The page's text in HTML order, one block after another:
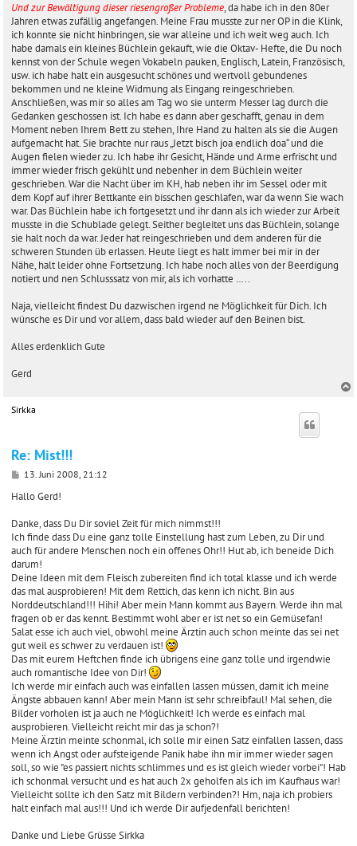
Und zur Bewältigung dieser riesengroßer Probleme, da habe ich in den 80er
Jahren etwas zufällig angefangen. Meine Frau musste zur ner OP in die Klink,
ich konnte sie nicht hinbringen, sie war alleine und ich weit weg auch. Ich
habe damals ein kleines Büchlein gekauft, wie die Oktav- Hefte, die Du noch
kennst von der Schule wegen Vokabeln pauken, Englisch, Latein, Französisch,
usw. ich habe halt ein ausgesucht schönes und wertvoll gebundenes
bekommen und ne kleine Widmung als Eingang reingeschrieben.
Anschließen, was mir so alles am Tag wo sie unterm Messer lag durch die
Gedanken geschossen ist. Ich habe es dann aber geschafft, genau in dem
Moment neben Ihrem Bett zu stehen, Ihre Hand zu halten als sie die Augen
aufgemacht hat. Sie brachte nur raus „Jetzt bisch joa endlich doa“ und die
Augen fielen wieder zu. Ich habe ihr Gesicht, Hände und Arme erfrischt und
immer wieder frisch gekühlt und nebenher in dem Büchlein weiter
geschrieben. War die Nacht über im KH, hab neben ihr im Sessel oder mit
dem Kopf auf ihrer Bettkante ein bisschen geschlafen, war da wenn Sie wach
war. Das Büchlein habe ich fortgesetzt und ihr dann als ich wieder zur Arbeit
musste in die Schublade gelegt. Seither begleitet uns das Büchlein, solange
sie halt noch da war. Jeder hat reingeschrieben und dem anderen für die
schweren Stunden üb erlassen. Heute liegt es halt immer bei mir in der
Nähe, halt leider ohne Fortsetzung. Ich habe noch alles von der Beerdigung
notiert und nen Schlusssatz von mir, als ich vorhatte …..
Naja, vielleicht findest Du dazwischen irgend ne Möglichkeit für Dich. Ich
wünsche es Dir und vor allem, dass bald wieder auf den Beinen bist.
Alles erdenklich Gute
Gerd
Sirkka
Re: Mist!!!
B
i
a
g
13. Juni 2008, 21:12
Hallo Gerd!
Danke, dass Du Dir soviel Zeit für mich nimmst!!!
Ich finde dass Du eine ganz tolle Einstellung hast zum Leben, zu Dir und
auch für andere Menschen noch ein offenes Ohr!! Hut ab, ich beneide Dich
darum!
Deine Ideen mit dem Fleisch zubereiten find ich total klasse und ich werde
das mal ausprobieren! Mit dem Rettich, das kenn ich nicht. Bin aus
Norddeutschland!!! Hihi! Aber mein Mann kommt aus Bayern. Werde ihn mal
fragen ob er das kennt. Bestimmt wohl aber er ist net so ein Gemüsefan!
Salat esse ich auch viel, obwohl meine Ärztin auch schon meinte das sei net
gut weil es schwer zu verdauen ist!
Das mit eurem Heftchen finde ich übrigens eine ganz tolle und irgendwie
auch romantische Idee von Dir!
Ich werde mir einfach auch was einfallen lassen müssen, damit ich meine
Ängste abbauen kann! Aber mein Mann ist sehr schreibfaul! Mal sehen, die
Bilder vorholen ist ja auch ne Möglichkeit! Ich werde es einfach mal
ausprobieren. Vielleicht reicht mir das ja schon?!
Meine Ärztin meinte schonmal, ich solle mir einen Satz einfallen lassen, dass
wenn ich Angst oder aufsteigende Panik habe ihn mir immer wieder sagen
soll, so wie "es passiert nichts schlimmes und es ist gleich wieder vorbei"! Hab
ich schonmal versucht und es hat auch 2x geholfen als ich im Kaufhaus war!
Vielleicht sollte ich den Satz mit Bildern verbinden?! Hm, naja ich probiers
halt einfach mal aus!!! Und ich werde Dir aufjedenfall berichten!
Danke und Liebe Grüsse Sirkka